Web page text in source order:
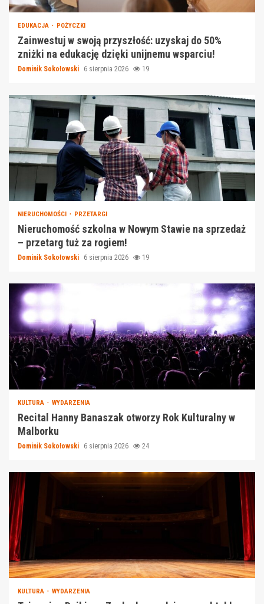
EDUKACJA POŻYCZKI
Zainwestuj w swoją przyszłość: uzyskaj do 50%
zniżki na edukację dzięki unijnemu wsparciu!
Dominik Sokołowski 6 sierpnia 2026 19
NIERUCHOMOŚCI PRZETARGI
Nieruchomość szkolna w Nowym Stawie na sprzedaż
– przetarg tuż za rogiem!
Dominik Sokołowski 6 sierpnia 2026 19
KULTURA WYDARZENIA
Recital Hanny Banaszak otworzy Rok Kulturalny w
Malborku
Dominik Sokołowski 6 sierpnia 2026 24
KULTURA WYDARZENIA